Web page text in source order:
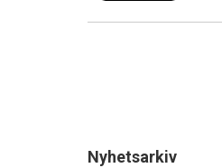
Nyhetsarkiv